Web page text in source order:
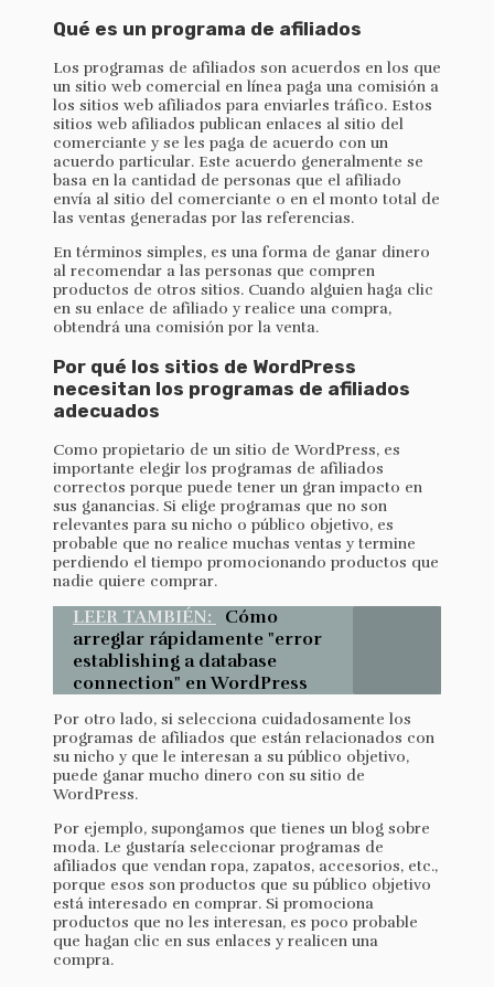
Qué es un programa de afiliados
Los programas de afiliados son acuerdos en los que
un sitio web comercial en línea paga una comisión a
los sitios web afiliados para enviarles tráfico. Estos
sitios web afiliados publican enlaces al sitio del
comerciante y se les paga de acuerdo con un
acuerdo particular. Este acuerdo generalmente se
basa en la cantidad de personas que el afiliado
envía al sitio del comerciante o en el monto total de
las ventas generadas por las referencias.
En términos simples, es una forma de ganar dinero
al recomendar a las personas que compren
productos de otros sitios. Cuando alguien haga clic
en su enlace de afiliado y realice una compra,
obtendrá una comisión por la venta.
Por qué los sitios de WordPress
necesitan los programas de afiliados
adecuados
Como propietario de un sitio de WordPress, es
importante elegir los programas de afiliados
correctos porque puede tener un gran impacto en
sus ganancias. Si elige programas que no son
relevantes para su nicho o público objetivo, es
probable que no realice muchas ventas y termine
perdiendo el tiempo promocionando productos que
nadie quiere comprar.
LEER TAMBIÉN:
Cómo
arreglar rápidamente "error
establishing a database
connection" en WordPress
Por otro lado, si selecciona cuidadosamente los
programas de afiliados que están relacionados con
su nicho y que le interesan a su público objetivo,
puede ganar mucho dinero con su sitio de
WordPress.
Por ejemplo, supongamos que tienes un blog sobre
moda. Le gustaría seleccionar programas de
afiliados que vendan ropa, zapatos, accesorios, etc.,
porque esos son productos que su público objetivo
está interesado en comprar. Si promociona
productos que no les interesan, es poco probable
que hagan clic en sus enlaces y realicen una
compra.